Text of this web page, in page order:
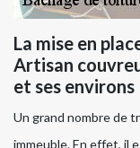
La mise en
Artisan
et ses environs
Un grand nombre de
immeuble. En effet, il